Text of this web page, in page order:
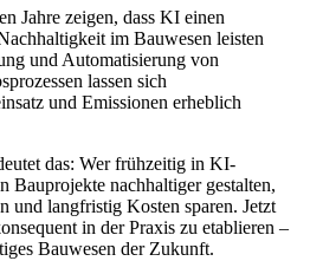
Jahre zeigen, dass KI einen
im Bauwesen leisten
und Automatisierung von
lassen sich
und Emissionen erheblich
das: Wer frühzeitig in KI-
Bauprojekte nachhaltiger gestalten,
und langfristig Kosten sparen. Jetzt
in der Praxis zu etablieren –
Bauwesen der Zukunft.